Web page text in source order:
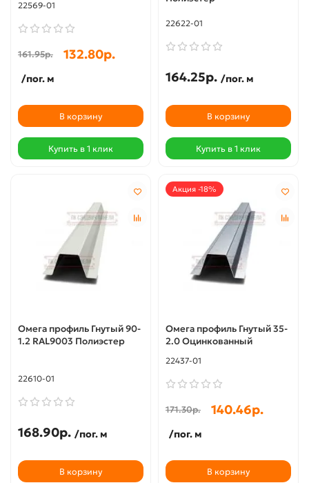
22569-01
161.95р. 132.80р.
/пог. м
В корзину
Купить в 1 клик
22622-01
164.25р. /пог. м
В корзину
Купить в 1 клик
Омега профиль Гнутый 90-
1.2 RAL9003 Полиэстер
22610-01
168.90р. /пог. м
В корзину
Акция -18%
Омега профиль Гнутый 35-
2.0 Оцинкованный
22437-01
171.30р. 140.46р.
/пог. м
В корзину